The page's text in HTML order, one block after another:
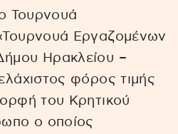
Τουρνουά
Εργαζομένων
Ηρακλείου –
φόρος τιμής
του Κρητικού
ο οποίος